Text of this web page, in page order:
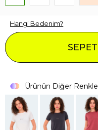
Hangi Bedenim?
Ürünün Diğer